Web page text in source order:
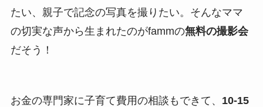
たい、親子で記念の写真を撮りたい。そんなママ
の切実な声から生まれたのがfammの無料の撮影会
だそう！
お金の専門家に子育て費用の相談もできて、 10-15